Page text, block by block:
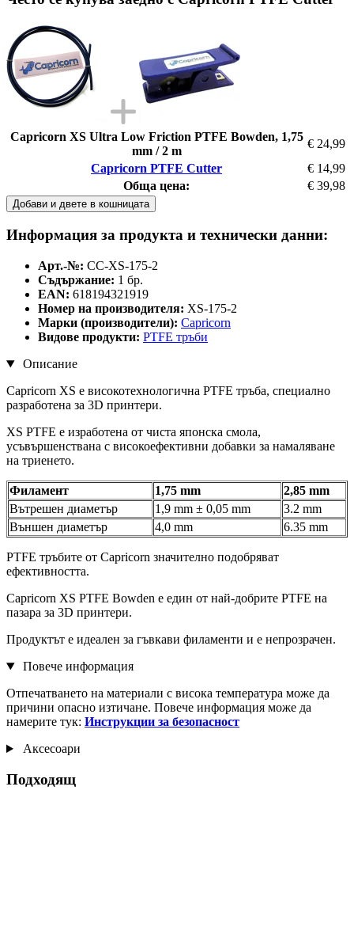
Capricorn XS Ultra Low Friction PTFE Bowden, 1,75
mm / 2 m
€ 24,99
Capricorn PTFE Cutter
€ 14,99
Обща цена:
€ 39,98
Добави и двете в кошницата
Информация за продукта и технически данни:
Арт.-№: CC-XS-175-2
Съдържание: 1 бр.
EAN: 618194321919
Номер на производителя: XS-175-2
Марки (производители): Capricorn
Видове продукти: PTFE тръби
Описание
Capricorn XS е високотехнологична PTFE тръба, специално
разработена за 3D принтери.
XS PTFE е изработена от чиста японска смола,
усъвършенствана с високоефективни добавки за намаляване
на триенето.
Филамент 1,75 mm
2,85 mm
Вътрешен диаметър
1,9 mm ± 0,05 mm
3.2 mm
Външен диаметър
4,0 mm 6.35 mm
PTFE тръбите от Capricorn значително подобряват
ефективността.
Capricorn XS PTFE Bowden е един от най-добрите PTFE на
пазара за 3D принтери.
Продуктът е идеален за гъвкави филаменти и е непрозрачен.
Повече информация
Отпечатването на материали с висока температура може да
причини опасно изтичане. Повече информация може да
намерите тук: Инструкции за безопасност
Аксесоари
Подходящ